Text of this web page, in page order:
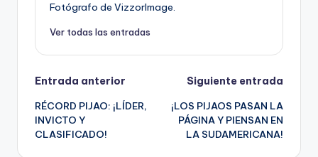
Fotógrafo de VizzorImage.
Ver todas las entradas
Navegación
de
entradas
Entrada anterior
RÉCORD PIJAO: ¡LÍDER,
INVICTO Y
CLASIFICADO!
Siguiente entrada
¡LOS PIJAOS PASAN LA
PÁGINA Y PIENSAN EN
LA SUDAMERICANA!